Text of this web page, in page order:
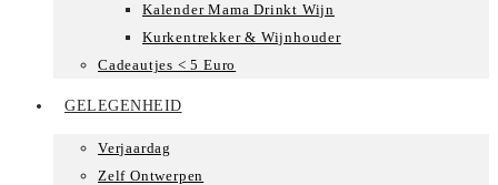
Kalender Mama Drinkt Wijn
Kurkentrekker & Wijnhouder
Cadeautjes < 5 Euro
GELEGENHEID
Verjaardag
Zelf Ontwerpen